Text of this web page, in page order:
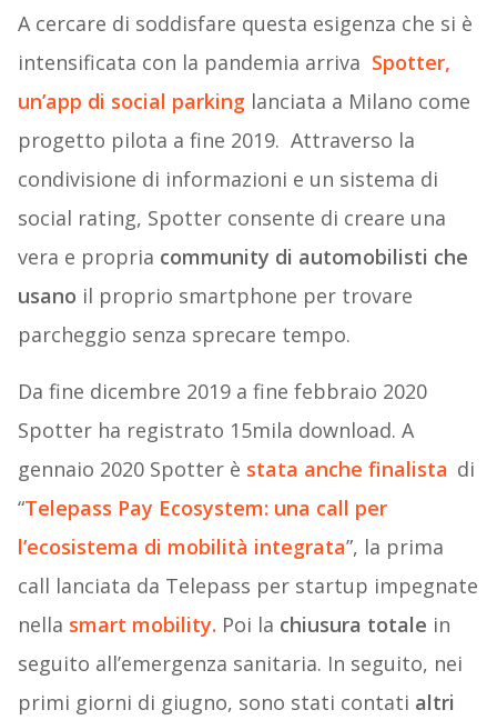
A cercare di soddisfare questa esigenza che si è
intensificata con la pandemia arriva Spotter,
un’app di social parking lanciata a Milano come
progetto pilota a fine 2019. Attraverso la
condivisione di informazioni e un sistema di
social rating, Spotter consente di creare una
vera e propria community di automobilisti che
usano il proprio smartphone per trovare
parcheggio senza sprecare tempo.
Da fine dicembre 2019 a fine febbraio 2020
Spotter ha registrato 15mila download. A
gennaio 2020 Spotter è stata anche finalista di
“Telepass Pay Ecosystem: una call per
l’ecosistema di mobilità integrata”, la prima
call lanciata da Telepass per startup impegnate
nella smart mobility. Poi la chiusura totale in
seguito all’emergenza sanitaria. In seguito, nei
primi giorni di giugno, sono stati contati altri